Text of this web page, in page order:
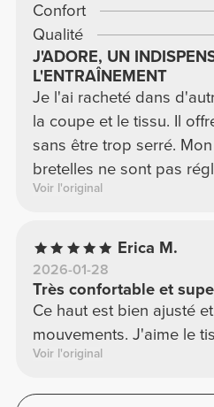
Confort
Qualité
J'ADORE, UN
L'ENTRAÎNEMENT
Je l'ai racheté dans
la coupe et le tissu. Il
sans être trop serré.
bretelles ne sont pas
Voir l'original
Erica M.
2026-01-28
Très confortable et
Ce haut est bien ajusté
mouvements. J'aime le
Voir l'original